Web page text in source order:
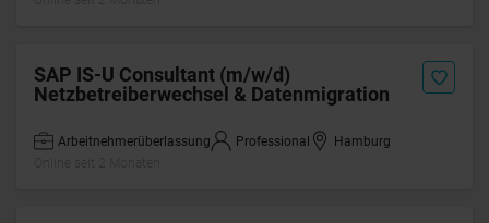
SAP IS-U Consultant (m/w/d)
Netzbetreiberwechsel & Datenmigration
Arbeitnehmerüberlassung Professional
Hamburg